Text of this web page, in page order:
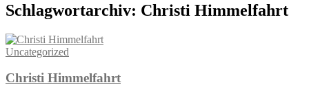
Schlagwortarchiv: Christi Himmelfahrt
Uncategorized
Christi Himmelfahrt